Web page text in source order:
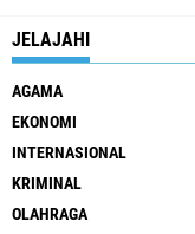
JELAJAHI
AGAMA
EKONOMI
INTERNASIONAL
KRIMINAL
OLAHRAGA